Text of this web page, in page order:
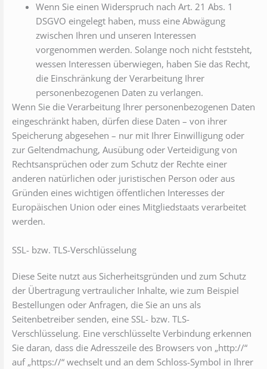
Wenn Sie einen Widerspruch nach Art. 21 Abs. 1
DSGVO eingelegt haben, muss eine Abwägung
zwischen Ihren und unseren Interessen
vorgenommen werden. Solange noch nicht feststeht,
wessen Interessen überwiegen, haben Sie das Recht,
die Einschränkung der Verarbeitung Ihrer
personenbezogenen Daten zu verlangen.
Wenn Sie die Verarbeitung Ihrer personenbezogenen Daten
eingeschränkt haben, dürfen diese Daten – von ihrer
Speicherung abgesehen – nur mit Ihrer Einwilligung oder
zur Geltendmachung, Ausübung oder Verteidigung von
Rechtsansprüchen oder zum Schutz der Rechte einer
anderen natürlichen oder juristischen Person oder aus
Gründen eines wichtigen öffentlichen Interesses der
Europäischen Union oder eines Mitgliedstaats verarbeitet
werden.
SSL- bzw. TLS-Verschlüsselung
Diese Seite nutzt aus Sicherheitsgründen und zum Schutz
der Übertragung vertraulicher Inhalte, wie zum Beispiel
Bestellungen oder Anfragen, die Sie an uns als
Seitenbetreiber senden, eine SSL- bzw. TLS-
Verschlüsselung. Eine verschlüsselte Verbindung erkennen
Sie daran, dass die Adresszeile des Browsers von „http://“
auf „https://“ wechselt und an dem Schloss-Symbol in Ihrer